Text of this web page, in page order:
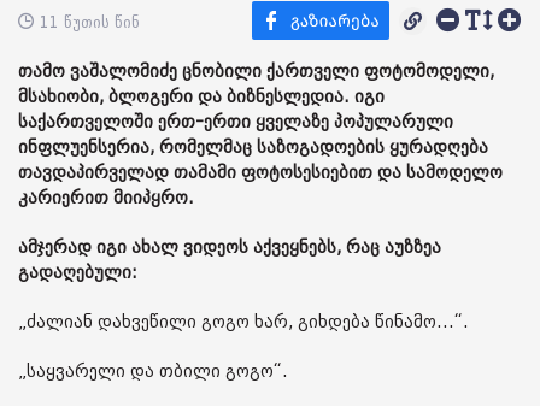
11 წუთის წინ
თამო ვაშალომიძე ცნობილი ქართველი ფოტომოდელი,
მსახიობი, ბლოგერი და ბიზნესლედია. იგი
საქართველოში ერთ-ერთი ყველაზე პოპულარული
ინფლუენსერია, რომელმაც საზოგადოების ყურადღება
თავდაპირველად თამამი ფოტოსესიებით და სამოდელო
კარიერით მიიპყრო.
ამჯერად იგი ახალ ვიდეოს აქვეყნებს, რაც აუზზეა
გადაღებული:
„ძალიან დახვეწილი გოგო ხარ, გიხდება წინამო...“.
„საყვარელი და თბილი გოგო“.